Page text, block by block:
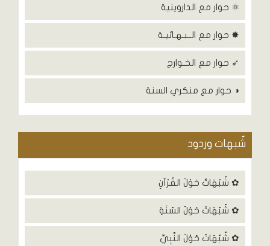
⚛ حوار مع الداروينية
✸ حوار مع الــبـهـائيـة
➶ حوار مع الخـوارج
◑ حوار مع منكري السنة
شٌبهات وردود
✿ شُبُهَاتٌ حَوْلَ القُرْآنِ
✿ شُبُهَاتٌ حَوْلَ السُنَةِ
✿ شُبُهَاتٌ حَوْلَ النَّبِيِّ